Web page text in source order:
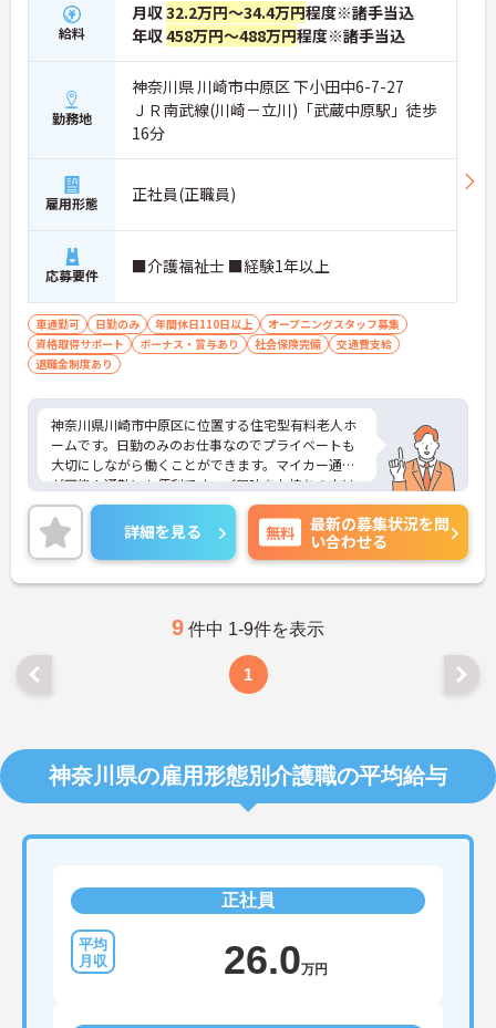
給料
月収32.2万円～34.4万円程度※諸手当込
年収458万円～488万円程度※諸手当込
勤務地
神奈川県 川崎市中原区 下小田中6-7-27
ＪＲ南武線(川崎－立川)「武蔵中原駅」徒歩
16分
雇用形態 正社員(正職員)
応募要件 ■介護福祉士 ■経験1年以上
車通勤可 日勤のみ 年間休日110日以上
オープニングスタッフ募集
資格取得サポート
ボーナス・賞与あり 社会保険完備
交通費支給
退職金制度あり
神奈川県川崎市中原区に位置する住宅型有料老人ホ
ームです。日勤のみのお仕事なのでプライベートも
大切にしながら働くことができます。マイカー通勤
が可能！通勤にも便利です。ご興味をお持ちの方は
お気軽にお問い合わせください。
詳細を見る 無料
最新の募集状況を問
い合わせる
9 件中 1-9件を表示
1
神奈川県の雇用形態別介護職の平均給与
正社員
26.0万円